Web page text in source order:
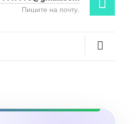
Пишите на почту.